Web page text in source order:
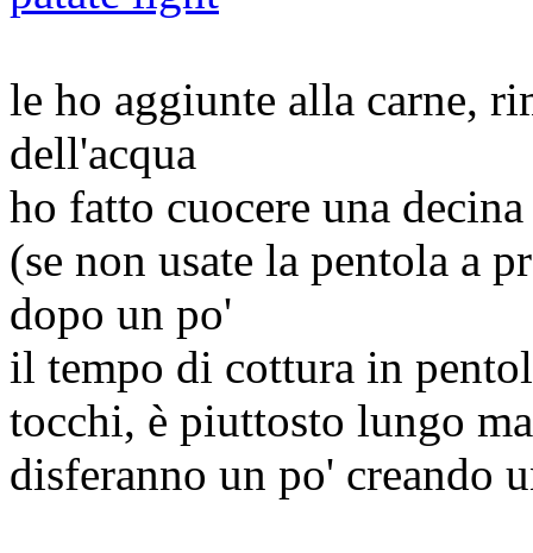
le ho aggiunte alla carne,
dell'acqua
ho fatto cuocere una
(se non usate la pentola a
dopo un po'
il tempo di cottura in
tocchi, è piuttosto lungo
disferanno un po' creando